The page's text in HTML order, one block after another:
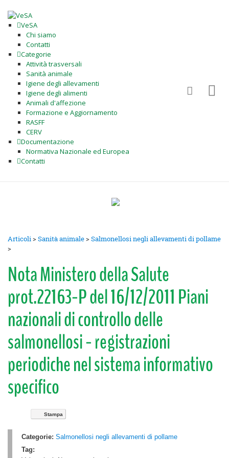
VeSA
Chi siamo
Contatti
Categorie
Attività trasversali
Sanità animale
Igiene degli allevamenti
Igiene degli alimenti
Animali d'affezione
Formazione e Aggiornamento
RASFF
CERV
Documentazione
Normativa Nazionale ed Europea
Contatti
Articoli>Sanità animale>Salmonellosi negli allevamenti di pollame
>
Nota Ministero della Salute
prot.22163-P del 16/12/2011 Piani
nazionali di controllo delle
salmonellosi - registrazioni
periodiche nel sistema informativo
specifico
Stampa
Categorie: Salmonellosi negli allevamenti di pollame
Tag: